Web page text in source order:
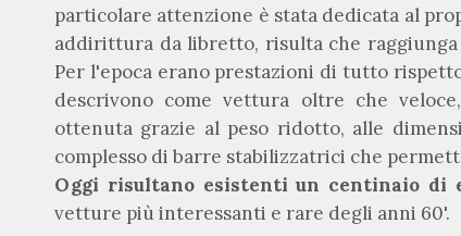
particolare attenzione è stata dedicata al
addirittura da libretto, risulta che raggiunga
Per l'epoca erano prestazioni di tutto
descrivono come vettura oltre che
ottenuta grazie al peso ridotto, alle
complesso di barre stabilizzatrici che
Oggi risultano esistenti un centinaio di
vetture più interessanti e rare degli anni 60'.